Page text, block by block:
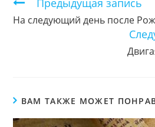
чтение
На следующий день после
ВАМ ТАКЖЕ МОЖЕТ